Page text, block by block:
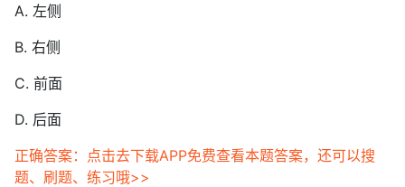
A. 左侧
B. 右侧
C. 前面
D. 后面
正确答案：点击去下载APP免费查看本题答案，还可以搜
题、刷题、练习哦>>